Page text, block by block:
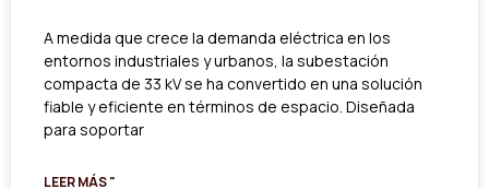
A medida que crece la demanda eléctrica en los
entornos industriales y urbanos, la subestación
compacta de 33 kV se ha convertido en una solución
fiable y eficiente en términos de espacio. Diseñada
para soportar
LEER MÁS "